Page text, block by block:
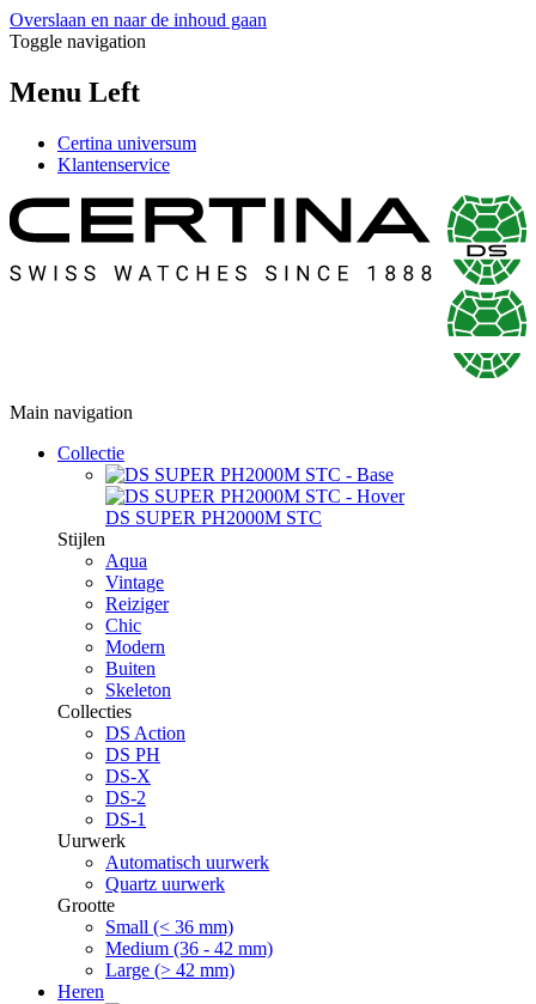
Overslaan en naar de inhoud gaan
Toggle navigation
Menu Left
Certina universum
Klantenservice
Main navigation
Collectie
DS SUPER PH2000M STC
Stijlen
Aqua
Vintage
Reiziger
Chic
Modern
Buiten
Skeleton
Collecties
DS Action
DS PH
DS-X
DS-2
DS-1
Uurwerk
Automatisch uurwerk
Quartz uurwerk
Grootte
Small (< 36 mm)
Medium (36 - 42 mm)
Large (> 42 mm)
Heren